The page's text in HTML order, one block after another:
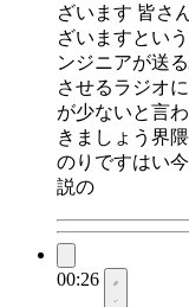
ざいます 皆さ
ざいますとい
ンジニアが送
させるラジオ
が少ないと言
きましょう界
のりですはい
説の
00:26